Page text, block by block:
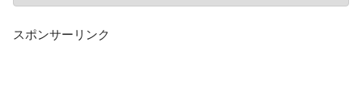
スポンサーリンク